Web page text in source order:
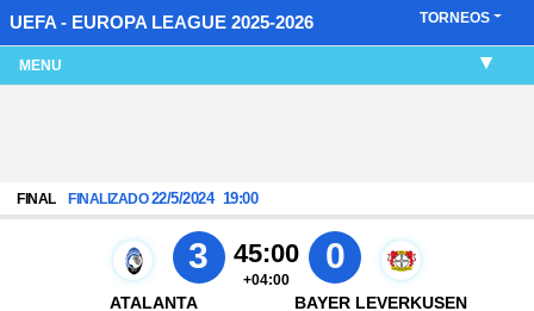
UEFA - EUROPA LEAGUE 2025-2026 TORNEOS
MENU
FINAL FINALIZADO 22/5/2024 19:00
ATALANTA
3 45:00
+04:00
0
BAYER LEVERKUSEN